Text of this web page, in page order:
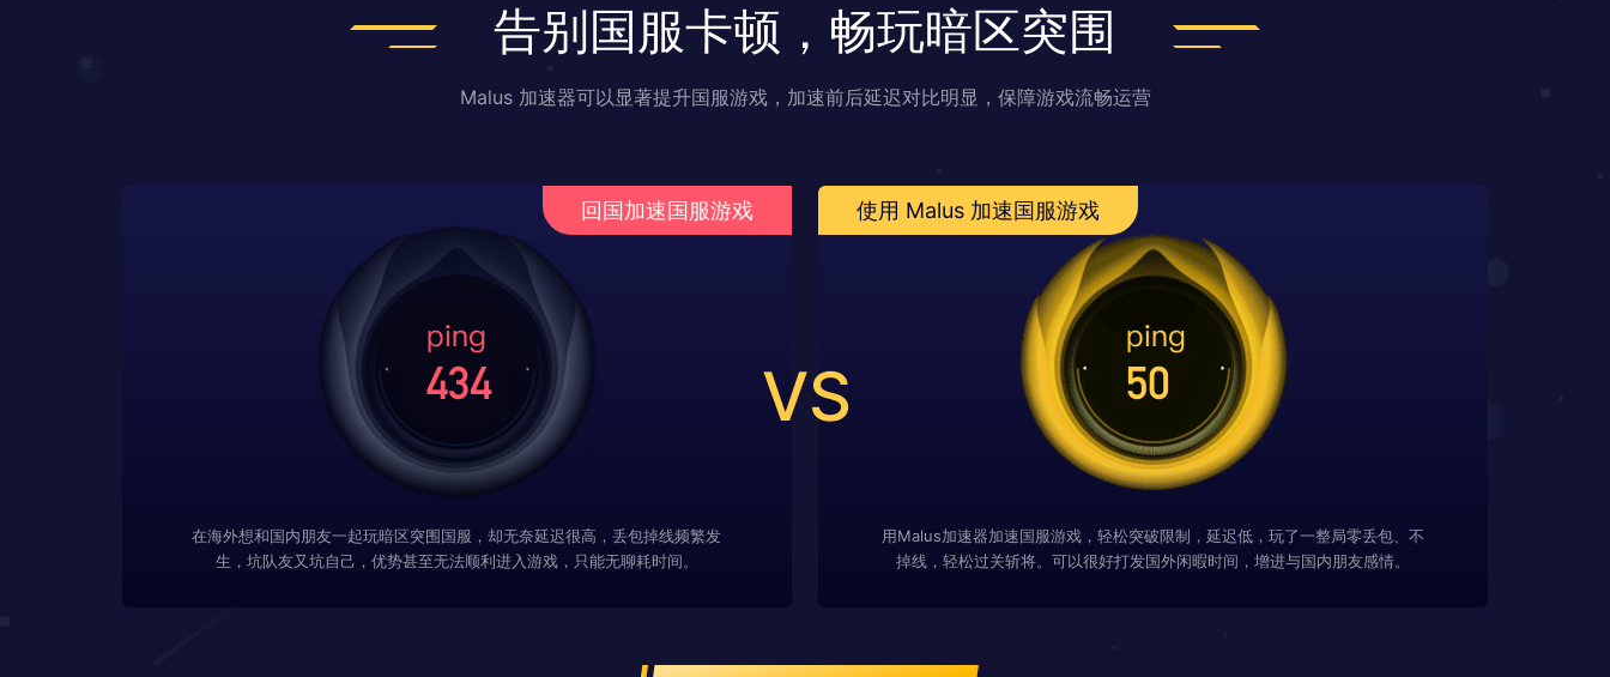
告别国服卡顿，畅玩暗区突围
Malus 加速器可以显著提升国服游戏，加速前后延迟对比明显，保障游戏流畅运营
回国加速国服游戏
在海外想和国内朋友一起玩暗区突围国服，却无奈延迟很高，丢包掉线频繁发
生，坑队友又坑自己，优势甚至无法顺利进入游戏，只能无聊耗时间。
VS
使用 Malus 加速国服游戏
用Malus加速器加速国服游戏，轻松突破限制，延迟低，玩了一整局零丢包、不
掉线，轻松过关斩将。可以很好打发国外闲暇时间，增进与国内朋友感情。